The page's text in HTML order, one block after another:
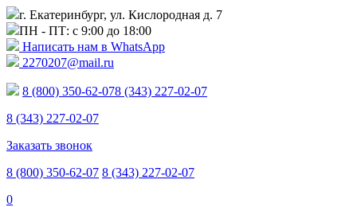
г. Екатеринбург, ул. Кислородная д. 7
ПН - ПТ: с 9:00 до 18:00
Написать нам в WhatsApp
2270207@mail.ru
8 (800) 350-62-078 (343) 227-02-07
8 (343) 227-02-07
Заказать звонок
8 (800) 350-62-07 8 (343) 227-02-07
0